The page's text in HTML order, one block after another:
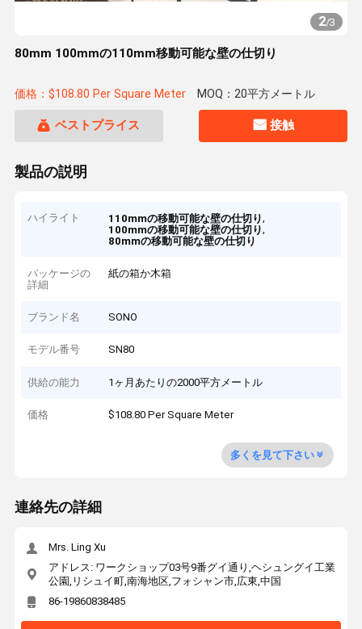
2/3
80mm 100mmの110mm移動可能な壁の仕切り
価格：$108.80 Per Square Meter MOQ：20平方メートル
ベストプライス 接触
製品の説明
ハイライト 110mmの移動可能な壁の仕切り,
100mmの移動可能な壁の仕切り,
80mmの移動可能な壁の仕切り
パッケージの
詳細
紙の箱か木箱
ブランド名 SONO
モデル番号 SN80
供給の能力 1ヶ月あたりの2000平方メートル
価格 $108.80 Per Square Meter
多くを見て下さい
連絡先の詳細
Mrs. Ling Xu
アドレス: ワークショップ03号9番グイ通り,ヘシュングイ工業
公園,リシュイ町,南海地区,フォシャン市,広東,中国
86-19860838485